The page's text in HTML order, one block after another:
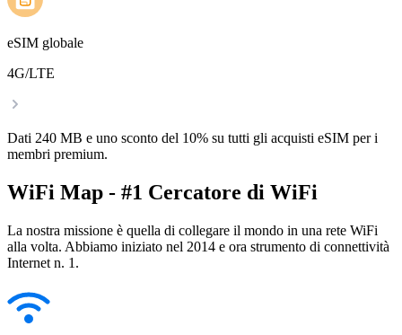
eSIM globale
4G/LTE
Dati 240 MB e uno sconto del 10% su tutti gli acquisti eSIM per i
membri premium.
WiFi Map - #1 Cercatore di WiFi
La nostra missione è quella di collegare il mondo in una rete WiFi
alla volta. Abbiamo iniziato nel 2014 e ora strumento di connettività
Internet n. 1.